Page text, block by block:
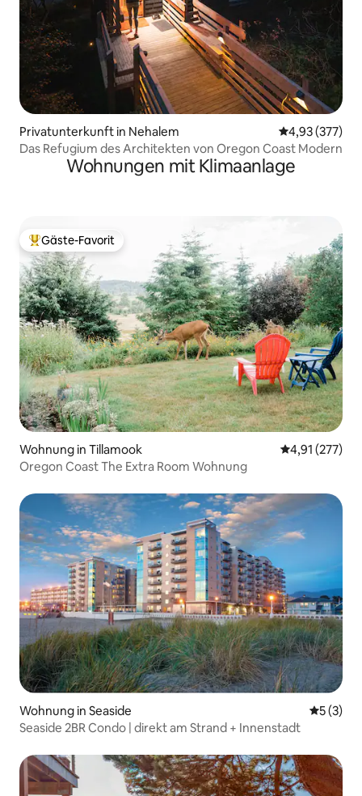
Privatunterkunft in Nehalem
4,93 (377)
Das Refugium des Architekten von Oregon Coast Modern
Wohnungen mit Klimaanlage
Beliebter Gäste-Favorit.
Gäste-Favorit
Wohnung in Tillamook
4,91 (277)
Oregon Coast The Extra Room Wohnung
Wohnung in Seaside
5 (3)
Seaside 2BR Condo | direkt am Strand + Innenstadt